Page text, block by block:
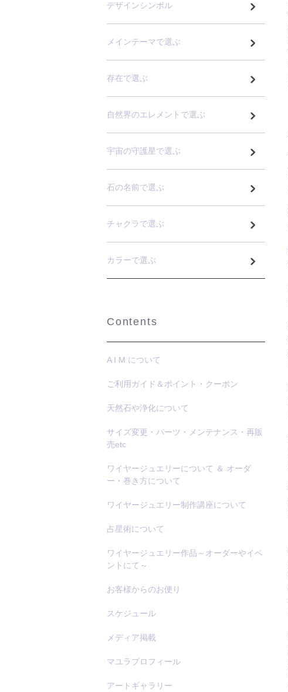
デザインシンボル
メインテーマで選ぶ
存在で選ぶ
自然界のエレメントで選ぶ
宇宙の守護星で選ぶ
石の名前で選ぶ
チャクラで選ぶ
カラーで選ぶ
Contents
A I M について
ご利用ガイド＆ポイント・クーポン
天然石や浄化について
サイズ変更・パーツ・メンテナンス・再販
売etc
ワイヤージュエリーについて ＆ オーダ
ー・巻き方について
ワイヤージュエリー制作講座について
占星術について
ワイヤージュエリー作品～オーダーやイベ
ントにて～
お客様からのお便り
スケジュール
メディア掲載
マユラプロフィール
アートギャラリー